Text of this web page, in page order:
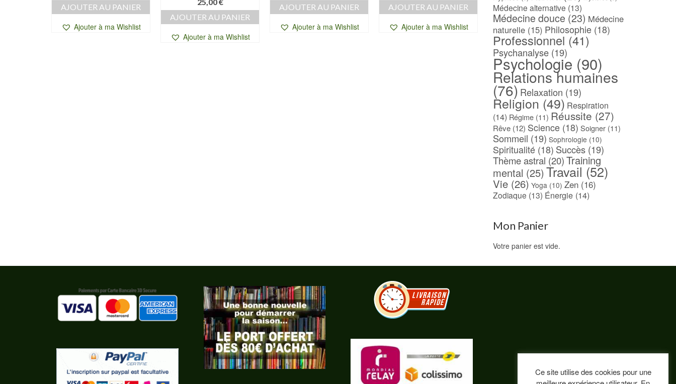
AJOUTER AU PANIER
Ajouter à ma Wishlist
AJOUTER AU PANIER
Ajouter à ma Wishlist
AJOUTER AU PANIER
Ajouter à ma Wishlist
AJOUTER AU PANIER
Ajouter à ma Wishlist
AJOUTER AU PANIER
Ajouter à ma Wishlist
Ajouter à ma
Médecine alternative (13)
Médecine douce (23) Médecine
naturelle(15) Philosophie (18)
Professionnel (41)
Psychanalyse(19)
Psychologie (90)
Relations humaines
(76) Relaxation (19)
Religion (49) Respiration
(14) Régime(11) Réussite (27)
Rêve(12) Science (18) Soigner(11)
Sommeil (19) Sophrologie (10)
Spiritualité (18) Succès(19)
Thème astral (20)Training
mental (25) Travail (52)
Vie(26) Yoga (10) Zen(16)
Zodiaque (13) Énergie(14)
Mon Panier
Votre panier est vide.
Ce site utilise des cookies pour une